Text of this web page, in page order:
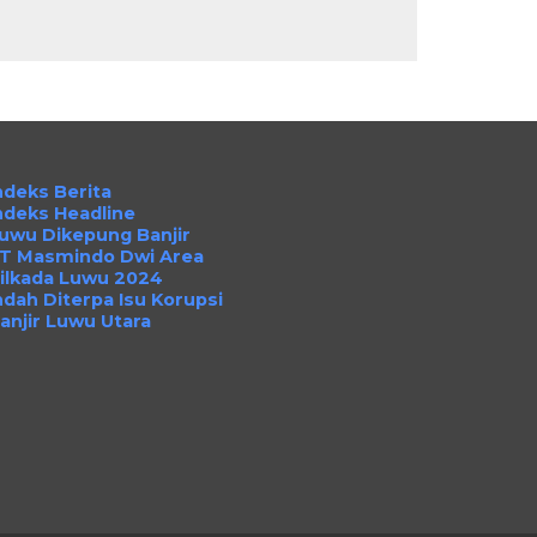
Berita
Headline
Dikepung Banjir
Masmindo Dwi Area
Luwu 2024
Diterpa Isu Korupsi
Luwu Utara